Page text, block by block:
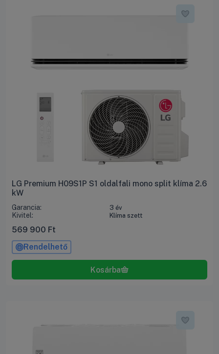
LG Premium H09S1P S1 oldalfali mono split klíma 2.6
kW
Garancia: 3 év
Kivitel: Klíma szett
569 900 Ft
Rendelhető